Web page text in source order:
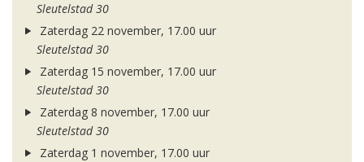
Sleutelstad 30
Zaterdag 22 november, 17.00 uur
Sleutelstad 30
Zaterdag 15 november, 17.00 uur
Sleutelstad 30
Zaterdag 8 november, 17.00 uur
Sleutelstad 30
Zaterdag 1 november, 17.00 uur